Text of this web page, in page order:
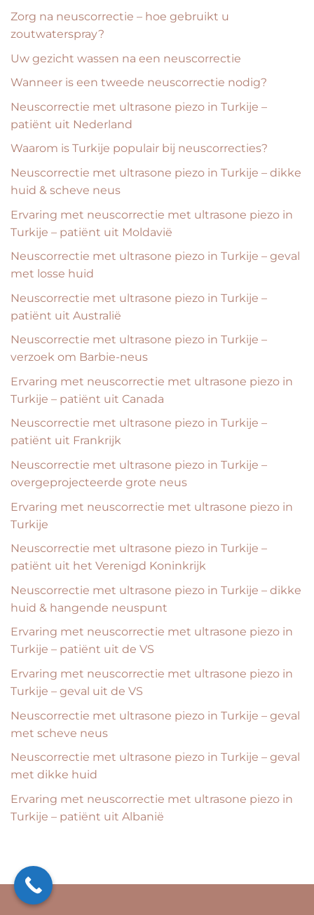
Zorg na neuscorrectie – hoe gebruikt u
zoutwaterspray?
Uw gezicht wassen na een neuscorrectie
Wanneer is een tweede neuscorrectie nodig?
Neuscorrectie met ultrasone piezo in Turkije –
patiënt uit Nederland
Waarom is Turkije populair bij neuscorrecties?
Neuscorrectie met ultrasone piezo in Turkije – dikke
huid & scheve neus
Ervaring met neuscorrectie met ultrasone piezo in
Turkije – patiënt uit Moldavië
Neuscorrectie met ultrasone piezo in Turkije – geval
met losse huid
Neuscorrectie met ultrasone piezo in Turkije –
patiënt uit Australië
Neuscorrectie met ultrasone piezo in Turkije –
verzoek om Barbie-neus
Ervaring met neuscorrectie met ultrasone piezo in
Turkije – patiënt uit Canada
Neuscorrectie met ultrasone piezo in Turkije –
patiënt uit Frankrijk
Neuscorrectie met ultrasone piezo in Turkije –
overgeprojecteerde grote neus
Ervaring met neuscorrectie met ultrasone piezo in
Turkije
Neuscorrectie met ultrasone piezo in Turkije –
patiënt uit het Verenigd Koninkrijk
Neuscorrectie met ultrasone piezo in Turkije – dikke
huid & hangende neuspunt
Ervaring met neuscorrectie met ultrasone piezo in
Turkije – patiënt uit de VS
Ervaring met neuscorrectie met ultrasone piezo in
Turkije – geval uit de VS
Neuscorrectie met ultrasone piezo in Turkije – geval
met scheve neus
Neuscorrectie met ultrasone piezo in Turkije – geval
met dikke huid
Ervaring met neuscorrectie met ultrasone piezo in
Turkije – patiënt uit Albanië